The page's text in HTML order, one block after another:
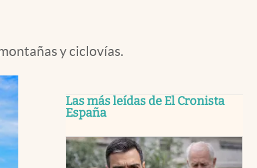
y ciclovías.
Las más leídas de El Cronista
España